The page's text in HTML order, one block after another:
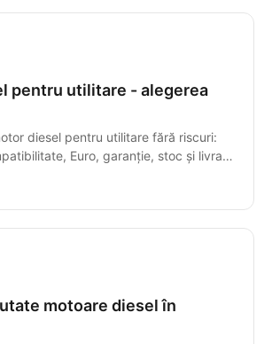
pentru utilitare - alegerea
diesel pentru utilitare fără riscuri:
Euro, garanție, stoc și livrare
motoare diesel în